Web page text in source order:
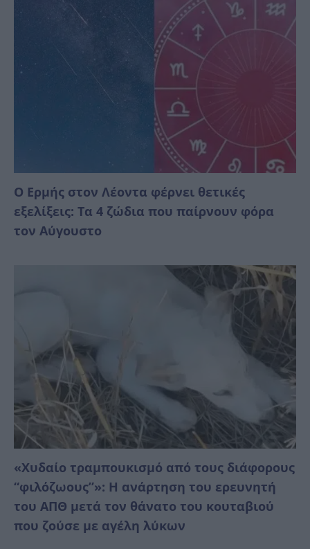
Ο Ερμής στον Λέοντα φέρνει θετικές
εξελίξεις: Τα 4 ζώδια που παίρνουν φόρα
τον Αύγουστο
«Χυδαίο τραμπουκισμό από τους διάφορους
“φιλόζωους”»: Η ανάρτηση του ερευνητή
του ΑΠΘ μετά τον θάνατο του κουταβιού
που ζούσε με αγέλη λύκων